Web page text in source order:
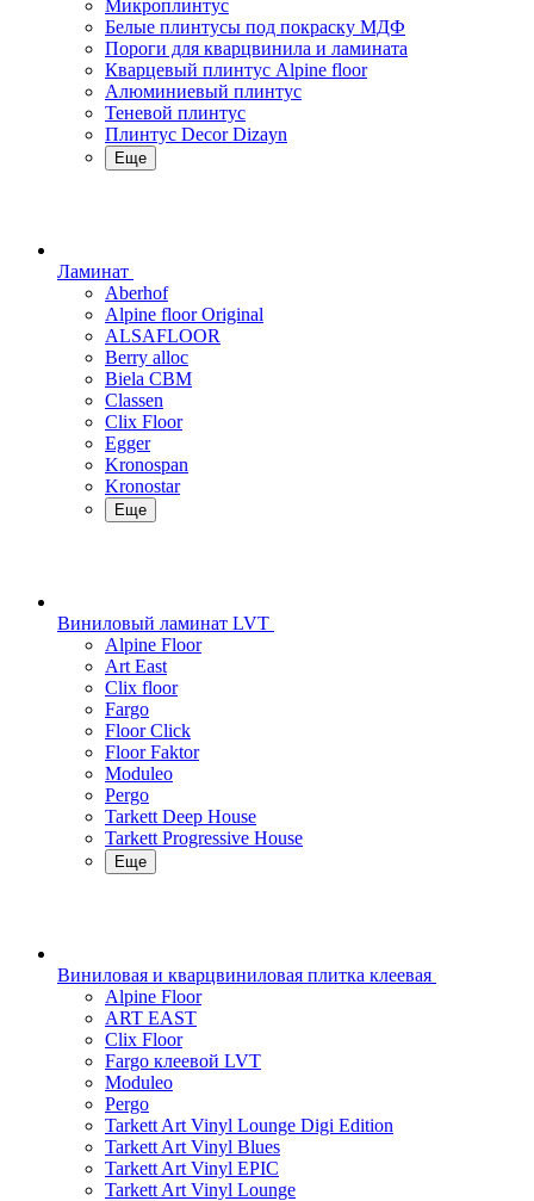
Микроплинтус
Белые плинтусы под покраску МДФ
Пороги для кварцвинила и ламината
Кварцевый плинтус Alpine floor
Алюминиевый плинтус
Теневой плинтус
Плинтус Decor Dizayn
Еще
Ламинат
Aberhof
Alpine floor Original
ALSAFLOOR
Berry alloc
Biela CBM
Classen
Clix Floor
Egger
Kronospan
Kronostar
Еще
Виниловый ламинат LVT
Alpine Floor
Art East
Clix floor
Fargo
Floor Click
Floor Faktor
Moduleo
Pergo
Tarkett Deep House
Tarkett Progressive House
Еще
Виниловая и кварцвиниловая плитка клеевая
Alpine Floor
ART EAST
Clix Floor
Fargo клеевой LVT
Moduleo
Pergo
Tarkett Art Vinyl Lounge Digi Edition
Tarkett Art Vinyl Blues
Tarkett Art Vinyl EPIC
Tarkett Art Vinyl Lounge